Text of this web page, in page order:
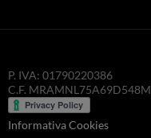
P. IVA: 01790220386
C.F. MRAMNL75A69D548M
Informativa Cookies